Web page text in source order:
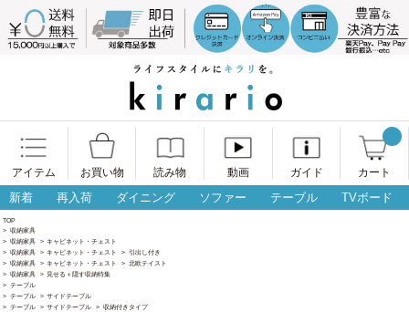
アイテム お買い物 読み物 動画 ガイド カート
新着 再入荷 ダイニング ソファー テーブル TVボード
TOP
> 収納家具
> 収納家具 > キャビネット・チェスト
> 収納家具 > キャビネット・チェスト > 引出し付き
> 収納家具 > キャビネット・チェスト > 北欧テイスト
> 収納家具 > 見せる＋隠す収納特集
> テーブル
> テーブル > サイドテーブル
> テーブル > サイドテーブル > 収納付きタイプ